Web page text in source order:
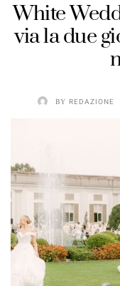
White
via la due
BY REDAZIONE